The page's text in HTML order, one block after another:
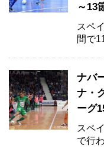
～13
スペ
間で
ナバ
ナ・
ーグ
スペ
で行